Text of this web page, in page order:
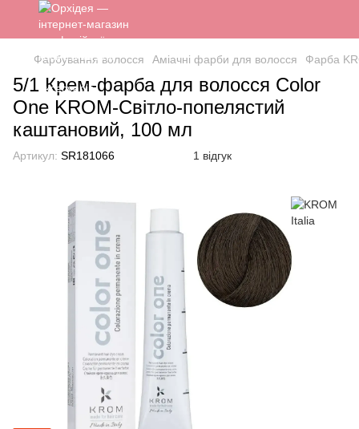
Фарбування волосся Аміачні фарби для волосся Фарба
5/1 Крем-фарба для волосся Color
One KROM-Світло-попелястий
каштановий, 100 мл
Артикул: SR181066 1 відгук